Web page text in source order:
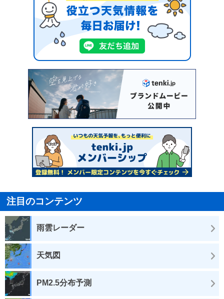
注目のコンテンツ
雨雲レーダー
天気図
PM2.5分布予測